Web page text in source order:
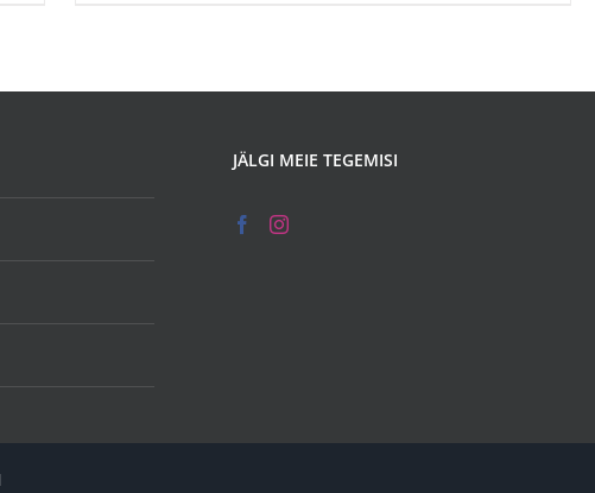
JÄLGI MEIE TEGEMISI